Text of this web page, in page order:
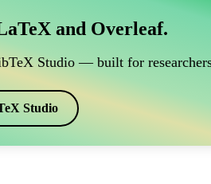
forbindes til Overleaf?
til Overleaf?”
så kan CiteDrive være
efter en nem måde at håndtere
and Overleaf.
Studio — built for
Studio